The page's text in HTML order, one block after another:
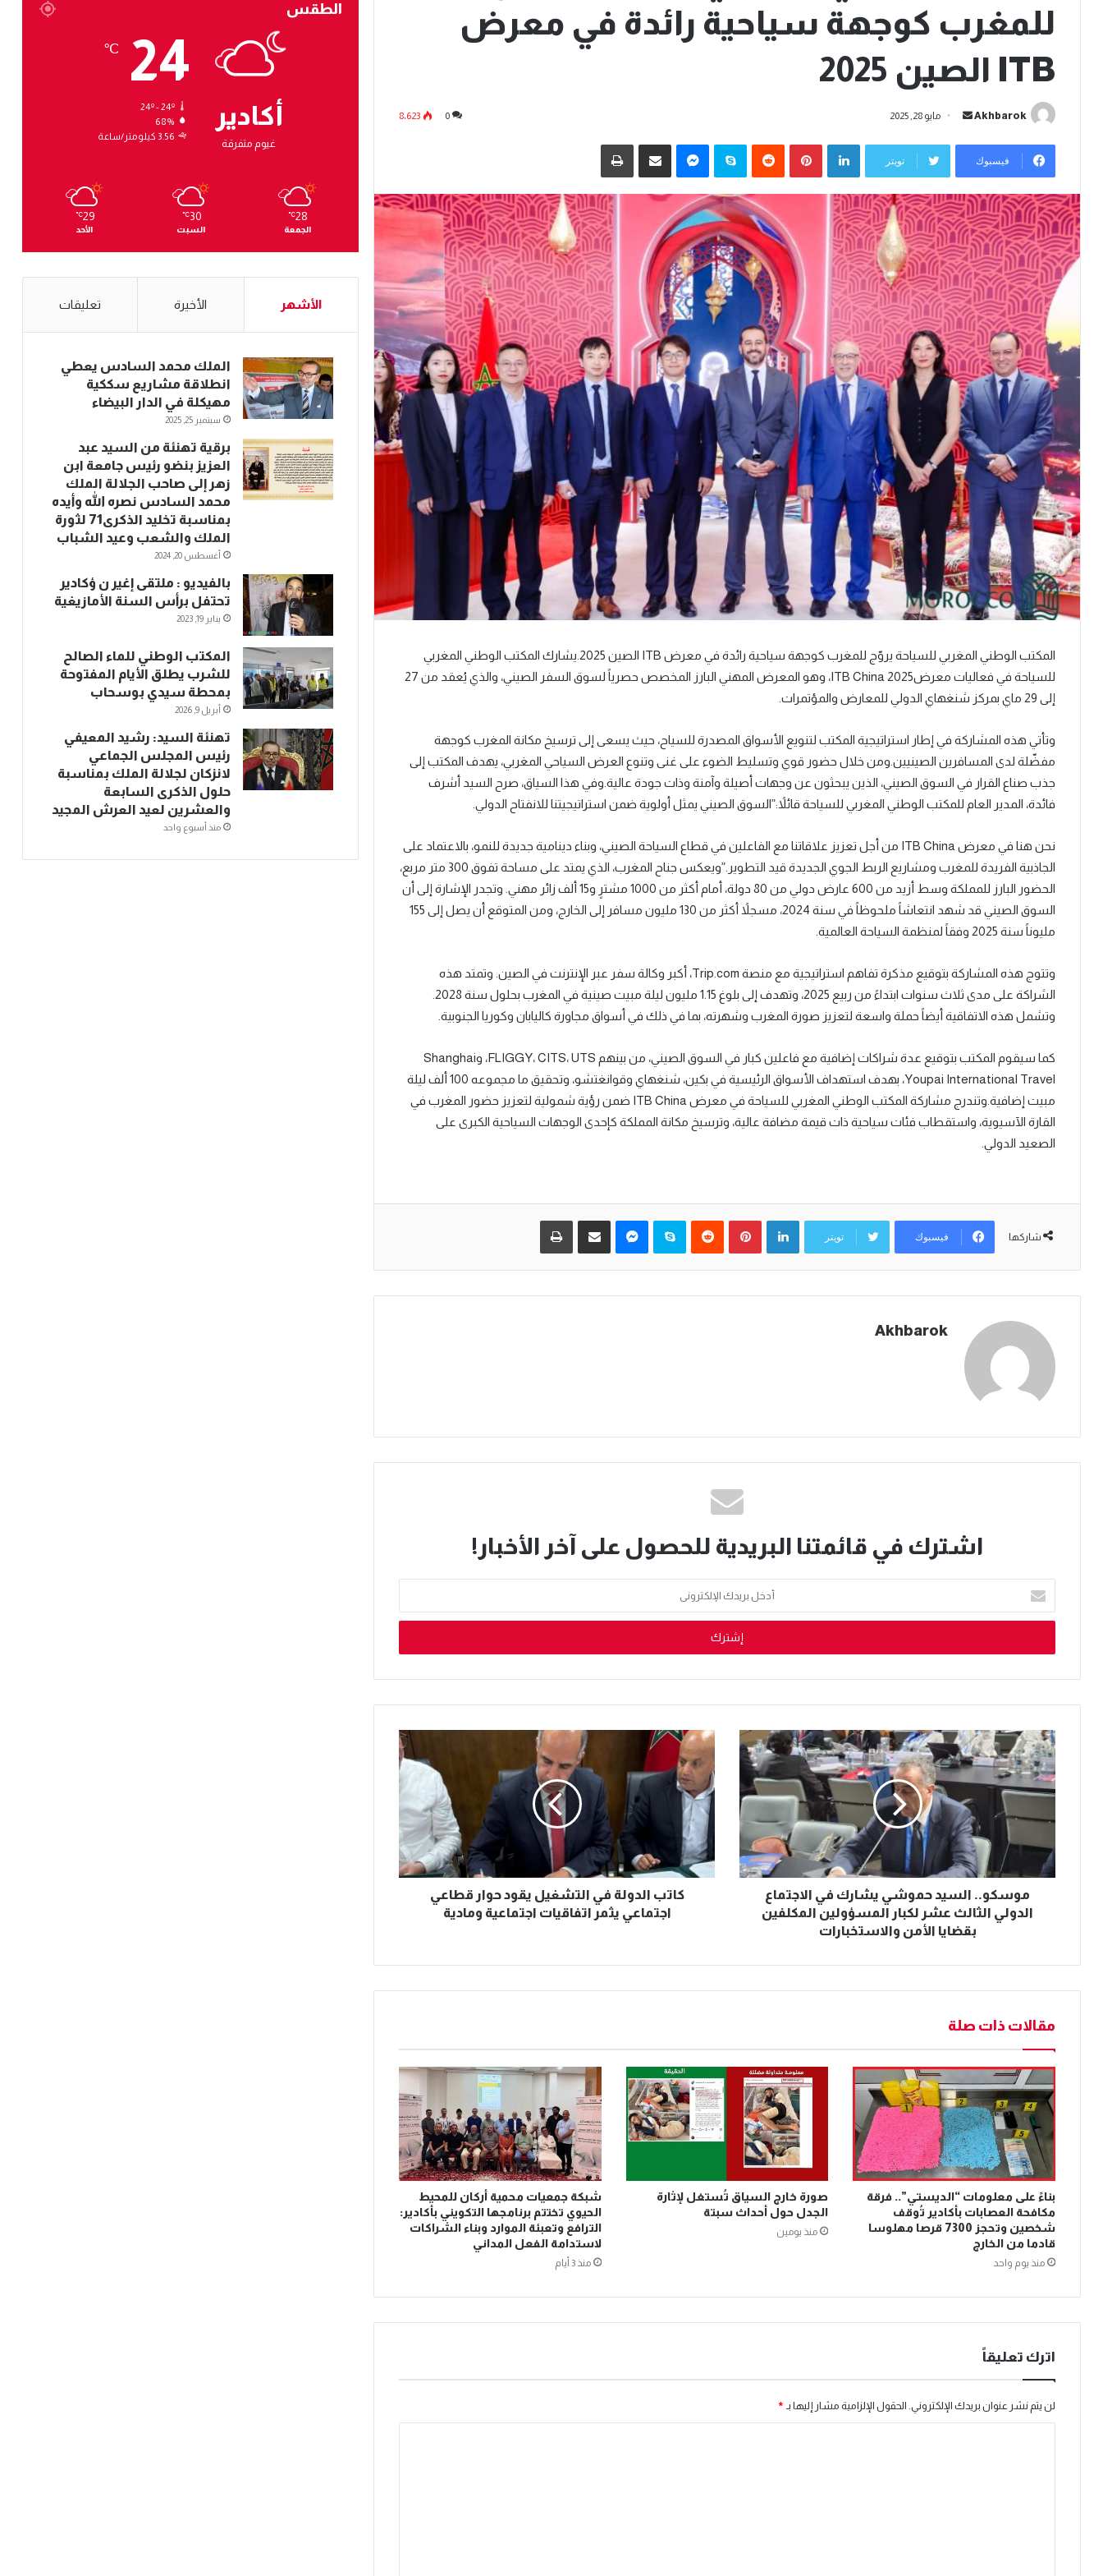
للمغرب كوجهة سياحية رائدة في معرض
ITB الصين 2025
Akhbarok
أرسل
إلكترونيا
مايو 28, 2025 0 8٬623
فيسبوك تويتر
لينكدإن بينتيريست سكايب ماسنجر مشاركة عبر البريد طباعة
المكتب الوطني المغربي للسياحة يروّج للمغرب كوجهة سياحية رائدة في معرض ITB الصين 2025.يشارك المكتب الوطني المغربي
للسياحة في فعاليات معرضITB China 2025، وهو المعرض المهني البارز المخصص حصرياً لسوق السفر الصيني، والذي يُعقد من 27
إلى 29 ماي بمركز شنغهاي الدولي للمعارض والمؤتمرات.
وتأتي هذه المشاركة في إطار استراتيجية المكتب لتنويع الأسواق المصدرة للسياح، حيث يسعى إلى ترسيخ مكانة المغرب كوجهة
مفضّلة لدى المسافرين الصينيين.ومن خلال حضور قوي وتسليط الضوء على غنى وتنوع العرض السياحي المغربي، يهدف المكتب إلى
جذب صناع القرار في السوق الصيني، الذين يبحثون عن وجهات أصيلة وآمنة وذات جودة عالية.وفي هذا السياق، صرح السيد أشرف
فائدة، المدير العام للمكتب الوطني المغربي للسياحة قائلاً:”السوق الصيني يمثل أولوية ضمن استراتيجيتنا للانفتاح الدولي.
نحن هنا في معرض ITB China من أجل تعزيز علاقاتنا مع الفاعلين في قطاع السياحة الصيني، وبناء دينامية جديدة للنمو، بالاعتماد على
الجاذبية الفريدة للمغرب ومشاريع الربط الجوي الجديدة قيد التطوير.”ويعكس جناح المغرب، الذي يمتد على مساحة تفوق 300 متر مربع،
الحضور البارز للمملكة وسط أزيد من 600 عارض دولي من 80 دولة، أمام أكثر من 1000 مشترٍ و15 ألف زائر مهني. وتجدر الإشارة إلى أن
السوق الصيني قد شهد انتعاشاً ملحوظاً في سنة 2024، مسجلاً أكثر من 130 مليون مسافر إلى الخارج، ومن المتوقع أن يصل إلى 155
مليوناً سنة 2025 وفقاً لمنظمة السياحة العالمية.
وتتوج هذه المشاركة بتوقيع مذكرة تفاهم استراتيجية مع منصة Trip.com، أكبر وكالة سفر عبر الإنترنت في الصين. وتمتد هذه
وتشمل هذه الاتفاقية أيضاً حملة واسعة لتعزيز صورة المغرب وشهرته، بما في ذلك في أسواق مجاورة كاليابان وكوريا الجنوبية.
كما سيقوم المكتب بتوقيع عدة شراكات إضافية مع فاعلين كبار في السوق الصيني، من بينهم FLIGGY، CITS، UTS، وShanghai
Youpai International Travel، بهدف استهداف الأسواق الرئيسية في بكين، شنغهاي وقوانغتشو، وتحقيق ما مجموعه 100 ألف ليلة
مبيت إضافية.وتندرج مشاركة المكتب الوطني المغربي للسياحة في معرض ITB China ضمن رؤية شمولية لتعزيز حضور المغرب في
القارة الآسيوية، واستقطاب فئات سياحية ذات قيمة مضافة عالية، وترسيخ مكانة المملكة كإحدى الوجهات السياحية الكبرى على
الصعيد الدولي.
شاركها فيسبوك تويتر
لينكدإن بينتيريست سكايب ماسنجر مشاركة عبر البريد طباعة
Akhbarok
اشترك في قائمتنا البريدية للحصول على آخر الأخبار!
بريدك
الإلكتروني
موسكو.. السيد حموشي يشارك في الاجتماع
الدولي الثالث عشر لكبار المسؤولين المكلفين
بقضايا الأمن والاستخبارات
كاتب الدولة في التشغيل يقود حوار قطاعي
اجتماعي يثمر اتفاقيات اجتماعية ومادية
مقالات ذات صلة
بناءً على معلومات “الديستي”.. فرقة
مكافحة العصابات بأكادير تُوقف
شخصين وتحجز 7300 قرصا مهلوسا
قادما من الخارج
منذ يوم واحد
صورة خارج السياق تُستغل لإثارة
الجدل حول أحداث سبتة
منذ يومين
شبكة جمعيات محمية أركان للمحيط
الحيوي تختتم برنامجها التكويني بأكادير:
الترافع وتعبئة الموارد وبناء الشراكات
لاستدامة الفعل المداني
منذ 3 أيام
اترك تعليقاً
لن يتم نشر عنوان بريدك الإلكتروني. الحقول الإلزامية مشار إليها بـ *
الطقس
أكادير
غيوم متفرقة
24
℃
24º - 24º
68%
3.56 كيلومتر/ساعة
28
℃
الجمعة
30
℃
السبت
29
℃
الأحد
الأشهر الأخيرة تعليقات
الملك محمد السادس يعطي
انطلاقة مشاريع سككية
مهيكلة في الدار البيضاء
سبتمبر 25, 2025
برقية تهنئة من السيد عبد
العزيز بنضو رئيس جامعة ابن
زهر إلى صاحب الجلالة الملك
محمد السادس نصره الله وأيده
بمناسبة تخليد الذكرى71 لثورة
الملك والشعب وعيد الشباب
أغسطس 20, 2024
بالفيديو : ملتقى إغير ن ؤكادير
تحتفل برأس السنة الأمازيغية
يناير 19, 2023
المكتب الوطني للماء الصالح
للشرب يطلق الأيام المفتوحة
بمحطة سيدي بوسحاب
أبريل 9, 2026
تهنئة السيد: رشيد المعيفي
رئيس المجلس الجماعي
لانزكان لجلالة الملك بمناسبة
حلول الذكرى السابعة
والعشرين لعيد العرش المجيد
منذ أسبوع واحد